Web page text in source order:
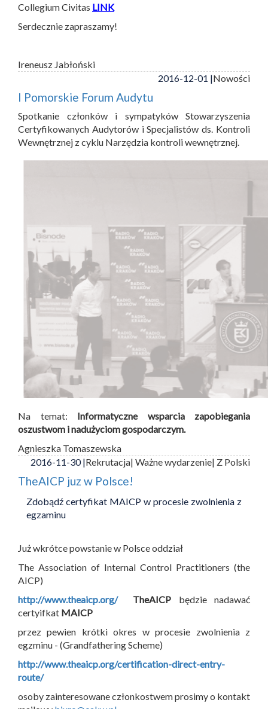
Collegium Civitas LINK
Serdecznie zapraszamy!
Ireneusz Jabłoński
2016-12-01 |Nowości
I Pomorskie Forum Audytu
Spotkanie członków i sympatyków Stowarzyszenia
Certyfikowanych Audytorów i Specjalistów ds. Kontroli
Wewnętrznej z cyklu Narzędzia kontroli wewnętrznej.
Na temat: Informatyczne wsparcia zapobiegania
oszustwom i nadużyciom gospodarczym.
Agnieszka Tomaszewska
2016-11-30 |Rekrutacja| Ważne wydarzenie| Z Polski
TheAICP juz w Polsce!
Zdobądź certyfikat MAICP w procesie zwolnienia z
egzaminu
Już wkrótce powstanie w Polsce oddział
The Association of Internal Control Practitioners (the
AICP)
http://www.theaicp.org/
TheAICP będzie nadawać
certyifkat MAICP
przez pewien krótki okres w procesie zwolnienia z
egzminu - (Grandfathering Scheme)
http://www.theaicp.org/certification-direct-entry-
route/
osoby zainteresowane członkostwem prosimy o kontakt